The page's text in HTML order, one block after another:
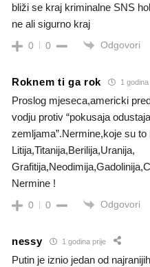
bliži se kraj kriminalne SNS
ne ali sigurno kraj
0 0 Odgovori
Roknem ti ga rok 1
Proslog mjeseca,americki
vodju protiv “pokusaja
zemljama”.Nermine,koje su
Litija,Titanija,Berilija,Uranija,
Nermine !
0 0 Odgovori
nessy 1 godina prije
Putin je iznio jedan od